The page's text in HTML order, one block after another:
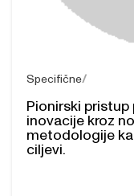
Specifične
Pionirski
inovacije kroz
metodologije
ciljevi.